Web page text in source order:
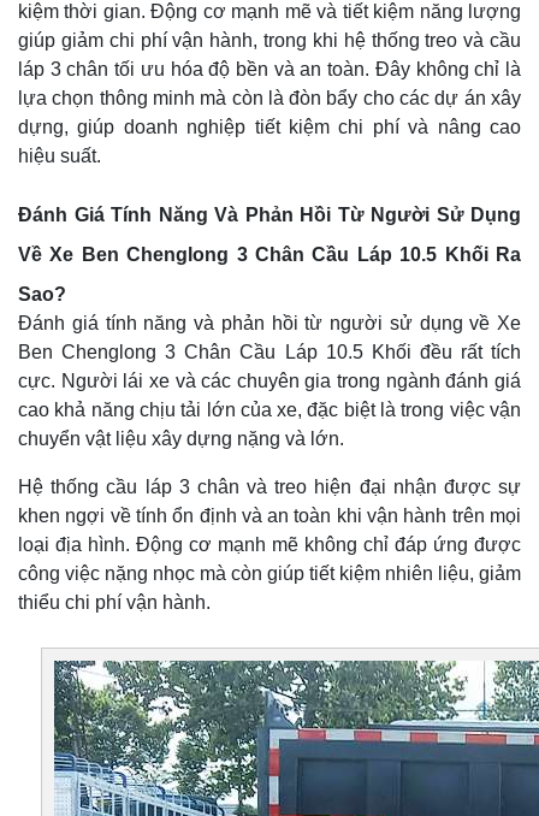
kiệm thời gian. Động cơ mạnh mẽ và tiết kiệm năng lượng
giúp giảm chi phí vận hành, trong khi hệ thống treo và cầu
láp 3 chân tối ưu hóa độ bền và an toàn. Đây không chỉ là
lựa chọn thông minh mà còn là đòn bẩy cho các dự án xây
dựng, giúp doanh nghiệp tiết kiệm chi phí và nâng cao
hiệu suất.
Đánh Giá Tính Năng Và Phản Hồi Từ Người Sử Dụng
Về Xe Ben Chenglong 3 Chân Cầu Láp 10.5 Khối Ra
Sao?
Đánh giá tính năng và phản hồi từ người sử dụng về Xe
Ben Chenglong 3 Chân Cầu Láp 10.5 Khối đều rất tích
cực. Người lái xe và các chuyên gia trong ngành đánh giá
cao khả năng chịu tải lớn của xe, đặc biệt là trong việc vận
chuyển vật liệu xây dựng nặng và lớn.
Hệ thống cầu láp 3 chân và treo hiện đại nhận được sự
khen ngợi về tính ổn định và an toàn khi vận hành trên mọi
loại địa hình. Động cơ mạnh mẽ không chỉ đáp ứng được
công việc nặng nhọc mà còn giúp tiết kiệm nhiên liệu, giảm
thiểu chi phí vận hành.